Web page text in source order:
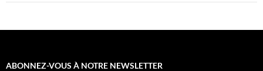
ABONNEZ-VOUS À NOTRE NEWSLETTER